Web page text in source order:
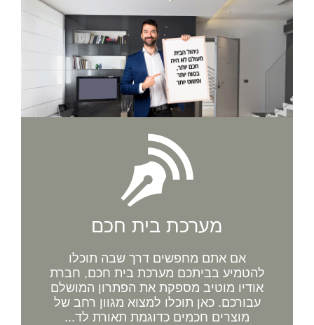
מערכת בית חכם
אם אתם מחפשים דרך שבה תוכלו
להטמיע בביתכם מערכת בית חכם, חברת
אודיו מוטיב מספקת את הפתרון המושלם
עבורכם. כאן תוכלו למצוא מגוון רחב של
מוצרים חכמים כדוגמת תאורת לד...